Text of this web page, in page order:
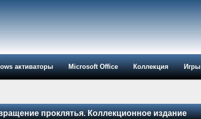
активаторы Microsoft Office Коллекция Игры
проклятья. Коллекционное издание